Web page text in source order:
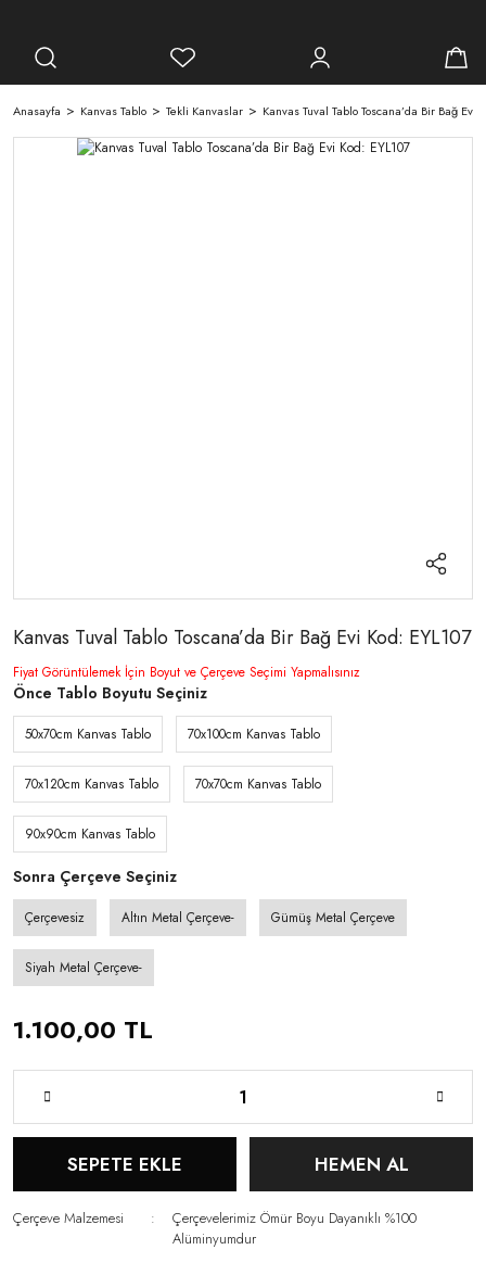
Anasayfa Kanvas Tablo Tekli Kanvaslar Kanvas Tuval Tablo Toscana’da Bir Bağ Evi
Kanvas Tuval Tablo Toscana’da Bir Bağ Evi Kod: EYL107
Fiyat Görüntülemek İçin Boyut ve Çerçeve Seçimi Yapmalısınız
Önce Tablo Boyutu Seçiniz
50x70cm Kanvas Tablo 70x100cm Kanvas Tablo
70x120cm Kanvas Tablo 70x70cm Kanvas Tablo
90x90cm Kanvas Tablo
Sonra Çerçeve Seçiniz
Çerçevesiz Altın Metal Çerçeve- Gümüş Metal Çerçeve
Siyah Metal Çerçeve-
1.100,00 TL
SEPETE EKLE HEMEN AL
Çerçeve Malzemesi
Çerçevelerimiz Ömür Boyu Dayanıklı %100
Alüminyumdur